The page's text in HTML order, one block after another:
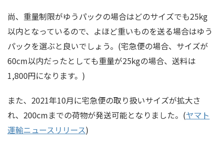
尚、重量制限がゆうパックの場合はどのサイズでも25kg
以内となっているので、よほど重いものを送る場合はゆう
パックを選ぶと良いでしょう。(宅急便の場合、サイズが
60cm以内だったとしても重量が25kgの場合、送料は
1,800円になります。)
また、2021年10月に宅急便の取り扱いサイズが拡大さ
れ、200cmまでの荷物が発送可能となりました。(ヤマト
運輸ニュースリリース)